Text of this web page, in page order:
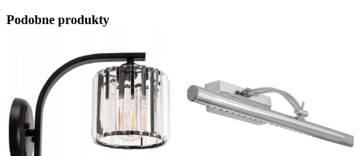
Podobne produkty